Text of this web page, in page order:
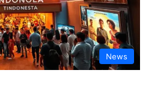
News